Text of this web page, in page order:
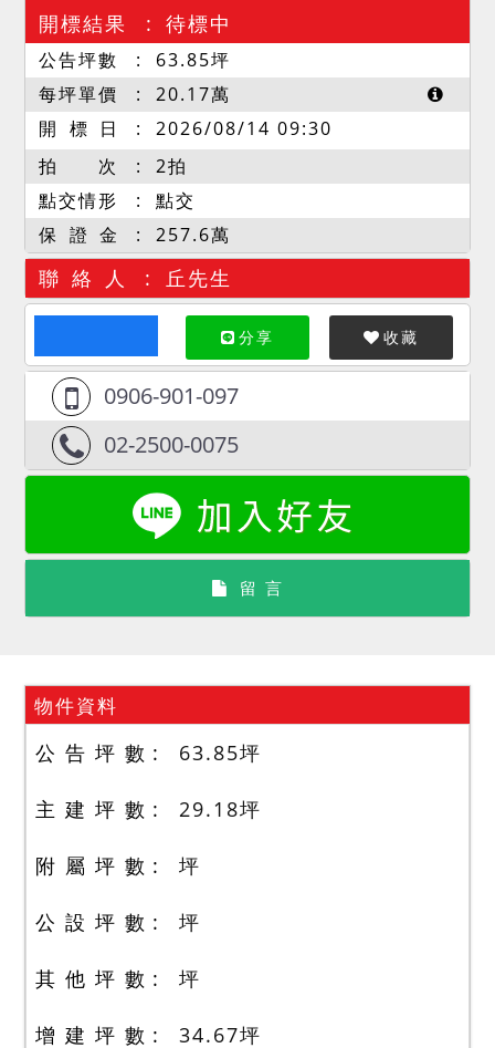
開標結果
待標中
公告坪數 63.85坪
每坪單價
20.17萬
開 標 日
2026/08/14 09:30
拍 次
2拍
點交情形
點交
保 證 金
257.6萬
聯 絡 人 丘先生
分享 收藏
0906-901-097
02-2500-0075
留 言
物件資料
公 告 坪 數 63.85坪
主 建 坪 數 29.18坪
附 屬 坪 數 坪
公 設 坪 數 坪
其 他 坪 數 坪
增 建 坪 數 34.67坪